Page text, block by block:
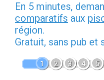
En 5 minutes,
comparatifs aux
région.
Gratuit, sans pub et
1 2 3 4 5